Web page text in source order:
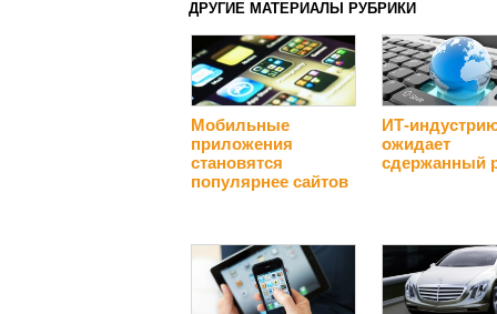
ДРУГИЕ МАТЕРИАЛЫ РУБРИКИ
Мобильные
приложения
становятся
популярнее сайтов
ИТ-
ожидает
сдержанный